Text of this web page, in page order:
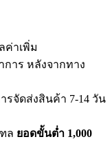
ค่าเพิ่ม
การ หลังจากทาง
รจัดส่งสินค้า 7-14 วัน
ล ยอดขั้นต่ำ 1,000